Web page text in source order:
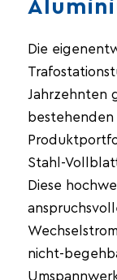
Die
Jahrzehnten
Stahl-
Diese
nicht-